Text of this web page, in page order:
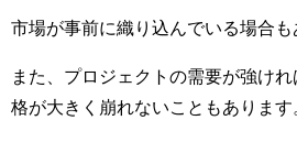
市場が事前に織り込んでいる場合も
また、プロジェクトの需要が強け
格が大きく崩れないこともあります